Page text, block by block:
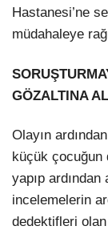
Hastanesi’ne
müdahaleye
GÖZALTINA
Olayın
küçük çocuğun
yapıp
incelemelerin
dedektifleri